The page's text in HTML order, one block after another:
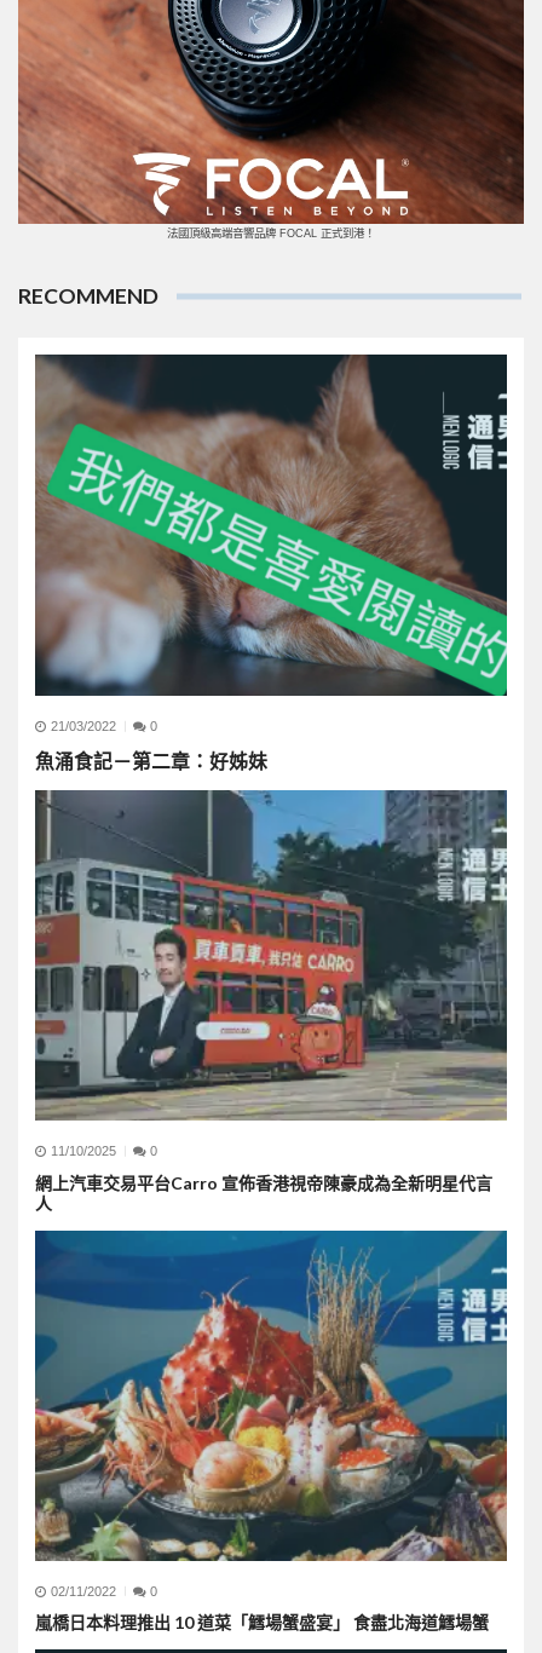
法國頂級高端音響品牌 FOCAL 正式到港！
RECOMMEND
21/03/2022 0
魚涌食記－第二章：好姊妹
11/10/2025 0
網上汽車交易平台Carro 宣佈香港視帝陳豪成為全新明星代言
人
02/11/2022 0
嵐橋日本料理推出 10 道菜「鱈場蟹盛宴」 食盡北海道鱈場蟹